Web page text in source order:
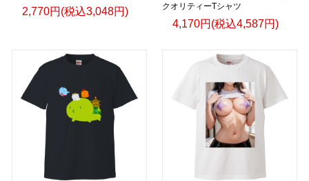
2,770円(税込3,048円)
クオリティーTシャツ
4,170円(税込4,587円)